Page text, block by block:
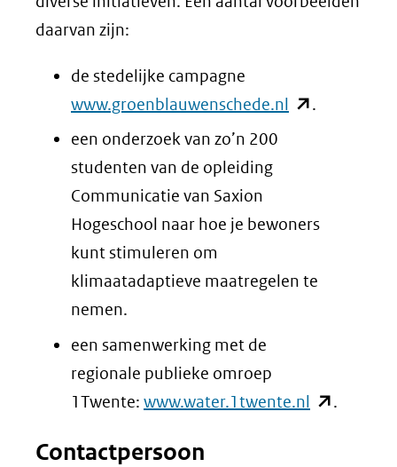
daarvan zijn:
de stedelijke campagne
www.groenblauwenschede.nl (opent
(verwijst
een
.
een onderzoek van zo’n 200
studenten van de opleiding
Communicatie van Saxion
Hogeschool naar hoe je bewoners
kunt stimuleren om
klimaatadaptieve maatregelen te
nemen.
een samenwerking met de
regionale publieke omroep
1Twente: www.water.1twente.nl (opent
.
Contactpersoon